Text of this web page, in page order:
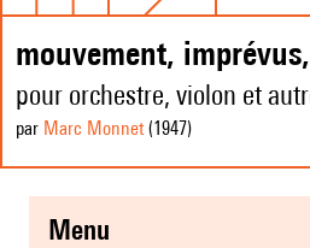
mouvement,
pour orchestre, violon et
par Marc Monnet(1947)
menu